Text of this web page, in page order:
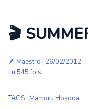
🎬
🪶 Maestro | 26/02/2012
Lu 545 fois
TAGS : Mamoru Hosoda